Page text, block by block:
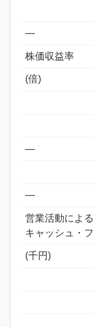
―
株価収益率
(倍)
―
―
営業活動による
キャッシュ・
(千円)